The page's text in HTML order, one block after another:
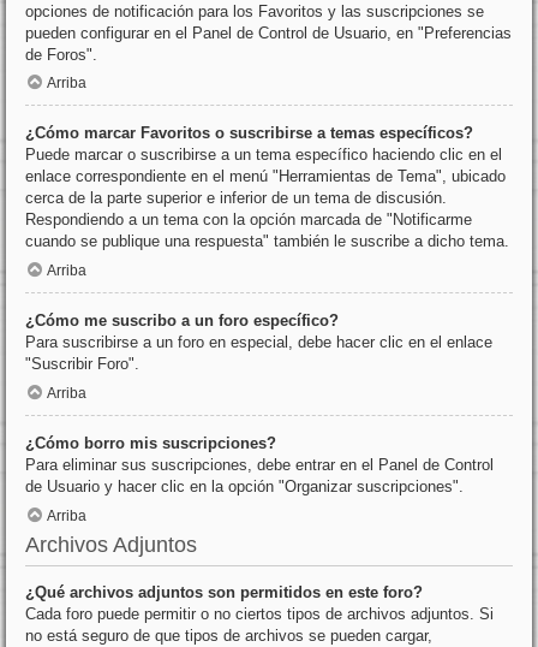
opciones de notificación para los Favoritos y las suscripciones se
pueden configurar en el Panel de Control de Usuario, en "Preferencias
de Foros".
Arriba
¿Cómo marcar Favoritos o suscribirse a temas específicos?
Puede marcar o suscribirse a un tema específico haciendo clic en el
enlace correspondiente en el menú "Herramientas de Tema", ubicado
cerca de la parte superior e inferior de un tema de discusión.
Respondiendo a un tema con la opción marcada de "Notificarme
cuando se publique una respuesta" también le suscribe a dicho tema.
Arriba
¿Cómo me suscribo a un foro específico?
Para suscribirse a un foro en especial, debe hacer clic en el enlace
"Suscribir Foro".
Arriba
¿Cómo borro mis suscripciones?
Para eliminar sus suscripciones, debe entrar en el Panel de Control
de Usuario y hacer clic en la opción "Organizar suscripciones".
Arriba
Archivos Adjuntos
¿Qué archivos adjuntos son permitidos en este foro?
Cada foro puede permitir o no ciertos tipos de archivos adjuntos. Si
no está seguro de que tipos de archivos se pueden cargar,